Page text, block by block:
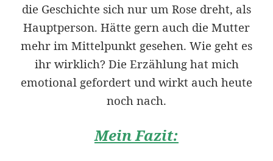
die Geschichte sich nur um Rose dreht, als
Hauptperson. Hätte gern auch die Mutter
mehr im Mittelpunkt gesehen. Wie geht es
ihr wirklich? Die Erzählung hat mich
emotional gefordert und wirkt auch heute
noch nach.
Mein Fazit: